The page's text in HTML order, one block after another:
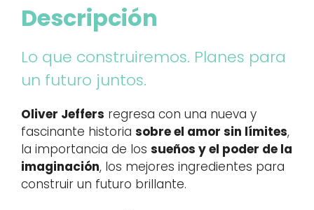
Descripción
Lo que construiremos. Planes para
un futuro juntos.
Oliver Jeffers regresa con una nueva y
fascinante historia sobre el amor sin límites,
la importancia de los sueños y el poder de la
imaginación, los mejores ingredientes para
construir un futuro brillante.